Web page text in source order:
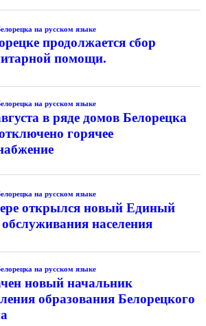
на русском языке
продолжается сбор
помощи.
на русском языке
в ряде домов Белорецка
горячее
на русском языке
открылся новый Единый
населения
на русском языке
новый начальник
образования Белорецкого